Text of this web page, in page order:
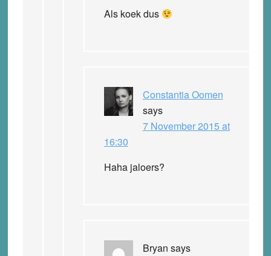
Als koek dus
Constantia Oomen
says
7 November 2015 at
16:30
Haha jaloers?
Bryan says